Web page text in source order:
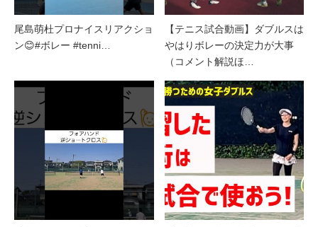
尾島萌杜プロナイスリアクショ
ン😊#ボレー #tenni…
【テニス試合動画】ダブルスは
やはりボレーの決定力が大事
（コメント解説ほ…